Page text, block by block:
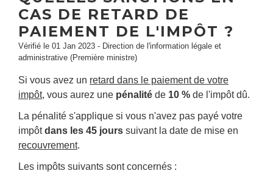
CAS DE RETARD DE
PAIEMENT DE L'IMPÔT ?
Vérifié le 01 Jan 2023 - Direction de l'information légale et
administrative (Première ministre)
Si vous avez un retard dans le paiement de votre
impôt, vous aurez une pénalité de 10 % de l'impôt dû.
La pénalité s'applique si vous n'avez pas payé votre
impôtdans les 45 jours suivant la date de mise en
recouvrement.
Les impôts suivants sont concernés :